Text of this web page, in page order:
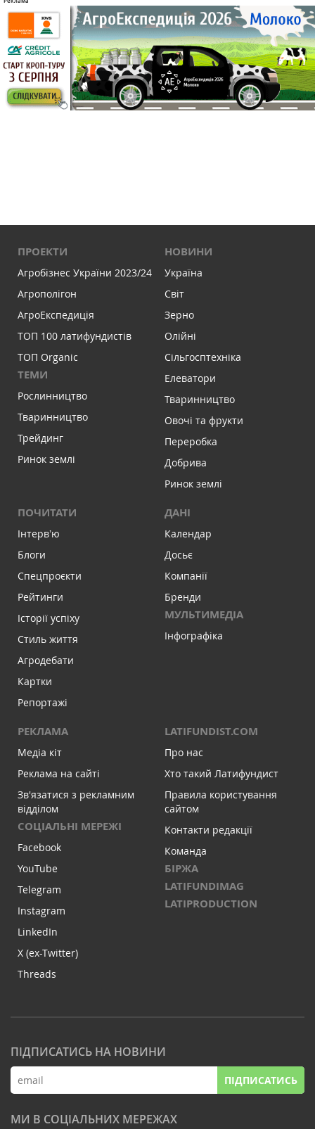
ПРОЕКТИ
Агробізнес України 2023/24
Агрополігон
АгроЕкспедиція
ТОП 100 латифундистів
ТОП Organic
ТЕМИ
Рослинництво
Тваринництво
Трейдинг
Ринок землі
НОВИНИ
Україна
Світ
Зерно
Олійні
Сільгосптехніка
Елеватори
Тваринництво
Овочі та фрукти
Переробка
Добрива
Ринок землі
ПОЧИТАТИ
Інтервʼю
Блоги
Спецпроєкти
Рейтинги
Історії успіху
Стиль життя
Агродебати
Картки
Репортажі
ДАНІ
Календар
Досьє
Компанії
Бренди
МУЛЬТИМЕДІА
Інфографіка
РЕКЛАМА
Медіа кіт
Реклама на сайті
Зв'язатися з рекламним
відділом
СОЦІАЛЬНІ МЕРЕЖІ
Facebook
YouTube
Telegram
Instagram
LinkedIn
X (ex-Twitter)
Threads
LATIFUNDIST.COM
Про нас
Хто такий Латифундист
Правила користування
сайтом
Контакти редакції
Команда
БІРЖА
LATIFUNDIMAG
LATIPRODUCTION
ПІДПИСАТИСЬ НА НОВИНИ
ПІДПИСАТИСЬ
МИ В СОЦІАЛЬНИХ МЕРЕЖАХ